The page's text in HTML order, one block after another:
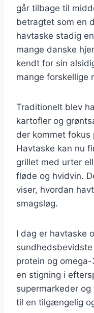
går tilbage til
betragtet som en
havtaske stadig
mange danske
kendt for sin
mange forskellige
Traditionelt blev
kartofler og
der kommet fokus
Havtaske kan nu
grillet med urter
fløde og hvidvin.
viser, hvordan
smagsløg.
I dag er havtaske
protein og
en stigning i
supermarkeder
til en tilgængelig